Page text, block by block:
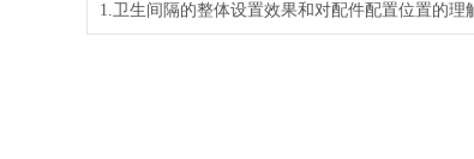
1.卫生间隔的整体设置效果和对配件配置位置的